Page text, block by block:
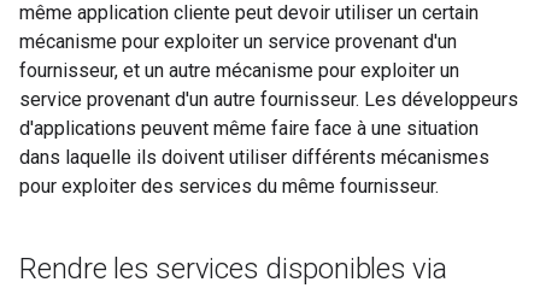
même application cliente peut devoir utiliser un certain
mécanisme pour exploiter un service provenant d'un
fournisseur, et un autre mécanisme pour exploiter un
service provenant d'un autre fournisseur. Les développeurs
d'applications peuvent même faire face à une situation
dans laquelle ils doivent utiliser différents mécanismes
pour exploiter des services du même fournisseur.
Rendre les services disponibles via